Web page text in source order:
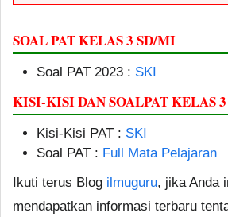
SOAL PAT KELAS 3 SD/MI
Soal PAT 2023 : SKI
KISI-KISI DAN SOALPAT KELAS
Kisi-Kisi PAT : SKI
Soal PAT : Full Mata Pelajaran
Ikuti terus Blog ilmuguru, jika Anda
mendapatkan informasi terbaru